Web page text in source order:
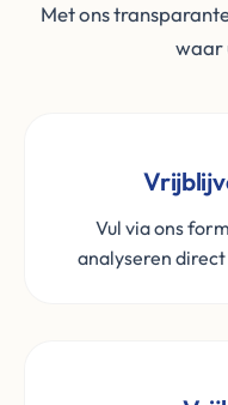
Met ons
waar
Vul via ons
analyseren